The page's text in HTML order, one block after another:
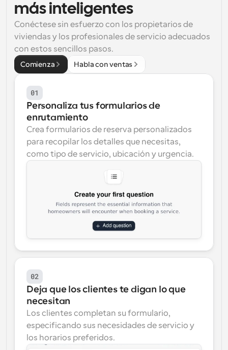
Programación potenciadda con llamadas
impulsadas por IA
Flujos de trabajo
Automatiza la programación y los recordatorios
Blog
Mantente al día con las últimas noticias y
actualizaciones
Reuniones Instantáneas
Reúnete con clientes en minutos
Enlaces de Grupo Dinámico
Reserva reuniones de forma fluida con varias personas
Recibe notificaciones cuando ocurra algo
más inteligentes
Conéctese sin esfuerzo con los propietarios de
viviendas y los profesionales de servicio adecuados
con estos sencillos pasos.
Comienza Habla con ventas
01
Personaliza tus formularios de
enrutamiento
Crea formularios de reserva personalizados
para recopilar los detalles que necesitas,
como tipo de servicio, ubicación y urgencia.
02
Deja que los clientes te digan lo que
necesitan
Los clientes completan su formulario,
especificando sus necesidades de servicio y
los horarios preferidos.